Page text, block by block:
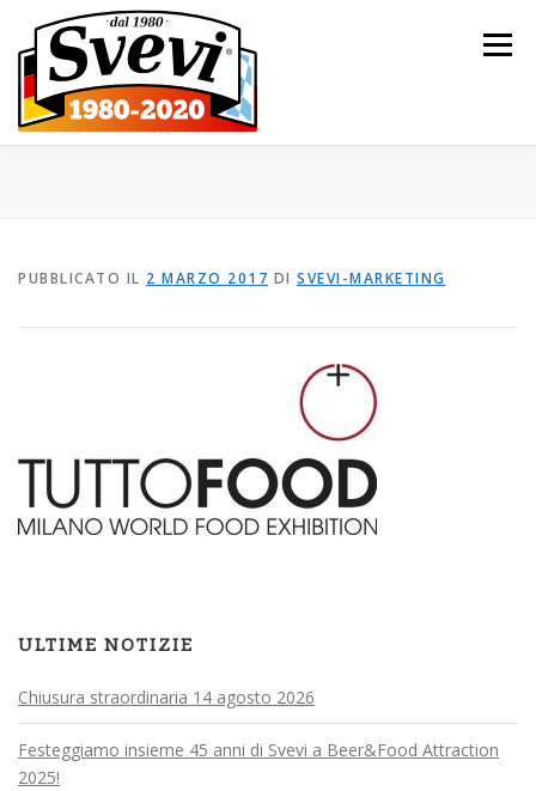
Passa al contenuto
Menu
CATALOGO NOVITÀ CONTATTI
PUBBLICATO IL 2 MARZO 2017 DI SVEVI-MARKETING
ULTIME NOTIZIE
Chiusura straordinaria 14 agosto 2026
Festeggiamo insieme 45 anni di Svevi a Beer&Food Attraction
2025!